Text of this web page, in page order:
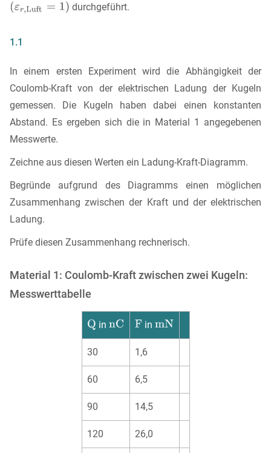
durchgeführt.
1.1
In einem ersten Experiment wird die Abhängigkeit der
Coulomb-Kraft von der elektrischen Ladung der Kugeln
gemessen. Die Kugeln haben dabei einen konstanten
Abstand. Es ergeben sich die in Material 1 angegebenen
Messwerte.
Zeichne aus diesen Werten ein Ladung-Kraft-Diagramm.
Begründe aufgrund des Diagramms einen möglichen
Zusammenhang zwischen der Kraft und der elektrischen
Ladung.
Prüfe diesen Zusammenhang rechnerisch.
Material 1: Coulomb-Kraft zwischen zwei Kugeln:
Messwerttabelle
in in
30 1,6
60 6,5
90 14,5
120 26,0